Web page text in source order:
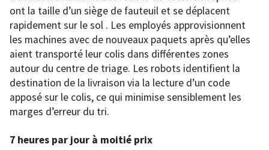
ont la taille d’un siège de fauteuil et se déplacent
rapidement sur le sol . Les employés approvisionnent
les machines avec de nouveaux paquets après qu’elles
aient transporté leur colis dans différentes zones
autour du centre de triage. Les robots identifient la
destination de la livraison via la lecture d’un code
apposé sur le colis, ce qui minimise sensiblement les
marges d’erreur du tri.
7 heures par jour à moitié prix